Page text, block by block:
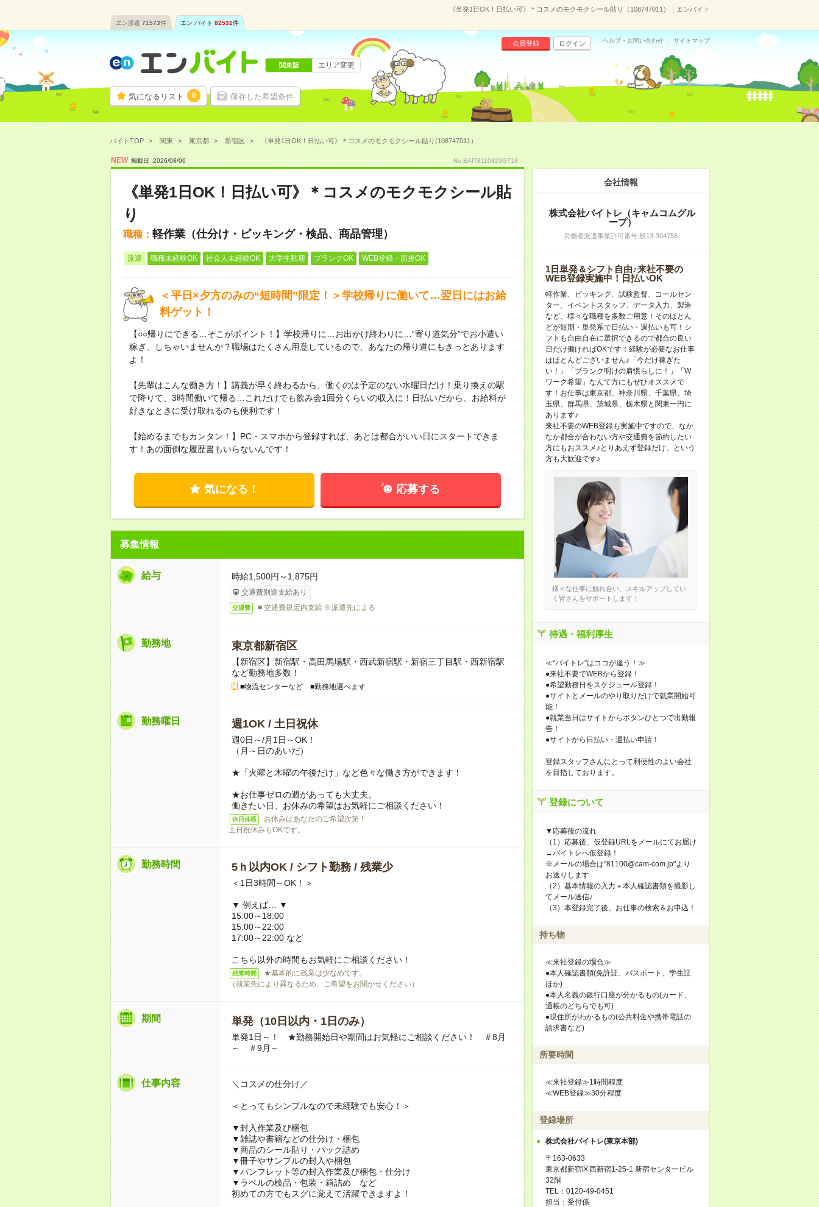
《単発1日OK！日払い可》＊コスメのモクモクシール貼り（108747011）｜エンバイト
エン派遣 71573件 エン バイト 82531件
気になるリスト 0 保存した希望条件
会員登録 ログイン ヘルプ・お問い合わせ サイトマップ
関東版 エリア変更
バイトTOP 関東 東京都 新宿区 《単発1日OK！日払い可》＊コスメのモクモクシール貼り(108747011）
NEW 掲載日 :2026/08/06 No.BAIT8110429GT18
《単発1日OK！日払い可》＊コスメのモクモクシール貼
り
職種： 軽作業（仕分け・ピッキング・検品、商品管理）
派遣 職種未経験OK 社会人未経験OK 大学生歓迎 ブランクOK WEB登録・面接OK
＜平日×夕方のみの“短時間”限定！＞学校帰りに働いて…翌日にはお給
料ゲット！
【○○帰りにできる…そこがポイント！】学校帰りに…お出かけ終わりに…“寄り道気分”でお小遣い
稼ぎ、しちゃいませんか？職場はたくさん用意しているので、あなたの帰り道にもきっとあります
よ！
【先輩はこんな働き方！】講義が早く終わるから、働くのは予定のない水曜日だけ！乗り換えの駅
で降りて、3時間働いて帰る…これだけでも飲み会1回分くらいの収入に！日払いだから、お給料が
好きなときに受け取れるのも便利です！
【始めるまでもカンタン！】PC・スマホから登録すれば、あとは都合がいい日にスタートできま
す！あの面倒な履歴書もいらないんです！
気になる！ 応募する
募集情報
給与 時給1,500円～1,875円
交通費別途支給あり
交通費 ■ 交通費規定内支給 ※派遣先による
勤務地 東京都新宿区
【新宿区】新宿駅・高田馬場駅・西武新宿駅・新宿三丁目駅・西新宿駅
など勤務地多数！
■物流センターなど ■勤務地選べます
勤務曜日 週1OK / 土日祝休
週0日～/月1日～OK！
（月～日のあいだ）
★「火曜と木曜の午後だけ」など色々な働き方ができます！
★お仕事ゼロの週があっても大丈夫。
働きたい日、お休みの希望はお気軽にご相談ください！
休日休暇
お休みはあなたのご希望次第！
土日祝休みもOKです。
勤務時間 5ｈ以内OK / シフト勤務 / 残業少
＜1日3時間～OK！＞
▼ 例えば… ▼
15:00～18:00
15:00～22:00
17:00～22:00 など
こちら以外の時間もお気軽にご相談ください！
残業時間
★基本的に残業は少なめです。
（就業先により異なるため、ご希望をお聞かせください）
期間 単発（10日以内・1日のみ）
単発1日～！ ★勤務開始日や期間はお気軽にご相談ください！ ＃8月
～ ＃9月～
仕事内容 ＼コスメの仕分け／
＜とってもシンプルなので未経験でも安心！＞
▼封入作業及び梱包
▼雑誌や書籍などの仕分け・梱包
▼商品のシール貼り・パック詰め
▼冊子やサンプルの封入や梱包
▼パンフレット等の封入作業及び梱包・仕分け
▼ラベルの検品・包装・箱詰め など
初めての方でもスグに覚えて活躍できますよ！
会社情報
株式会社バイトレ（キャムコムグル
ープ）
労働者派遣事業許可番号:般13-304758
1日単発＆シフト自由♪来社不要の
WEB登録実施中！日払いOK
軽作業、ピッキング、試験監督、コールセン
ター、イベントスタッフ、データ入力、製造
など、様々な職種を多数ご用意！そのほとん
どが短期・単発系で日払い・週払いも可！シ
フトも自由自在に選択できるので都合の良い
日だけ働ければOKです！経験が必要なお仕事
はほとんどございません♪「今だけ稼ぎた
い！」「ブランク明けの肩慣らしに！」「W
ワーク希望」なんて方にもぜひオススメで
す！お仕事は東京都、神奈川県、千葉県、埼
玉県、群馬県、茨城県、栃木県と関東一円に
あります♪
来社不要のWEB登録も実施中ですので、なか
なか都合が合わない方や交通費を節約したい
方にもおススメ♪とりあえず登録だけ、という
方も大歓迎です♪
様々な仕事に触れ合い、スキルアップしてい
く皆さんをサポートします！
待遇・福利厚生
≪“バイトレ”はココが違う！≫
●来社不要でWEBから登録！
●希望勤務日をスケジュール登録！
●サイトとメールのやり取りだけで就業開始可
能！
●就業当日はサイトからボタンひとつで出勤報
告！
●サイトから日払い・週払い申請！
登録スタッフさんにとって利便性のよい会社
を目指しております。
登録について
▼応募後の流れ
（1）応募後、仮登録URLをメールにてお届け
→バイトレへ仮登録！
※メールの場合は"81100@cam-com.jp"より
お送りします
（2）基本情報の入力＋本人確認書類を撮影し
てメール送信♪
（3）本登録完了後、お仕事の検索＆お申込！
持ち物
≪来社登録の場合≫
●本人確認書類(免許証、パスポート、学生証
ほか)
●本人名義の銀行口座が分かるもの(カード、
通帳のどちらでも可)
●現住所がわかるもの(公共料金や携帯電話の
請求書など)
所要時間
≪来社登録≫1時間程度
≪WEB登録≫30分程度
登録場所
株式会社バイトレ(東京本部)
〒163-0633
東京都新宿区西新宿1-25-1 新宿センタービル
32階
TEL：0120-49-0451
担当：受付係